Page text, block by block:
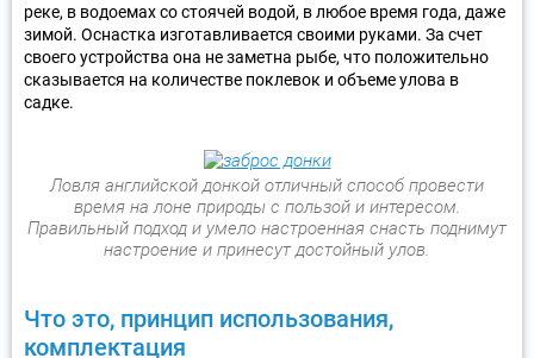
реке, в водоемах со стоячей водой, в любое время года, даже
зимой. Оснастка изготавливается своими руками. За счет
своего устройства она не заметна рыбе, что положительно
сказывается на количестве поклевок и объеме улова в
садке.
Ловля английской донкой отличный способ провести
время на лоне природы с пользой и интересом.
Правильный подход и умело настроенная снасть поднимут
настроение и принесут достойный улов.
Что это, принцип использования,
комплектация